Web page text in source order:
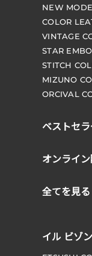
NEW
COLOR
VINTAGE
STAR
STITCH
MIZUNO
ORCIVAL
ベストセ
オンライ
全てを見る
イル ビゾ